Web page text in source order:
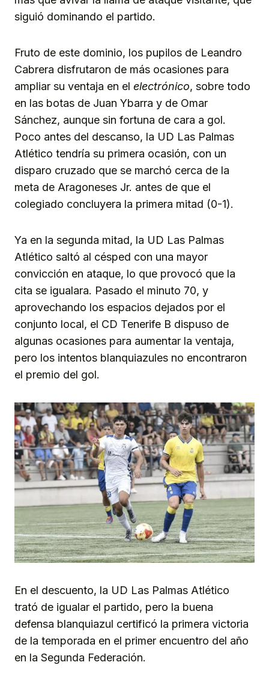
siguió dominando el partido.
Fruto de este dominio, los pupilos de Leandro
Cabrera disfrutaron de más ocasiones para
ampliar su ventaja en el electrónico, sobre todo
en las botas de Juan Ybarra y de Omar
Sánchez, aunque sin fortuna de cara a gol.
Poco antes del descanso, la UD Las Palmas
Atlético tendría su primera ocasión, con un
disparo cruzado que se marchó cerca de la
meta de Aragoneses Jr. antes de que el
colegiado concluyera la primera mitad (0-1).
Ya en la segunda mitad, la UD Las Palmas
Atlético saltó al césped con una mayor
convicción en ataque, lo que provocó que la
cita se igualara. Pasado el minuto 70, y
aprovechando los espacios dejados por el
conjunto local, el CD Tenerife B dispuso de
algunas ocasiones para aumentar la ventaja,
pero los intentos blanquiazules no encontraron
el premio del gol.
En el descuento, la UD Las Palmas Atlético
trató de igualar el partido, pero la buena
defensa blanquiazul certificó la primera victoria
de la temporada en el primer encuentro del año
en la Segunda Federación.